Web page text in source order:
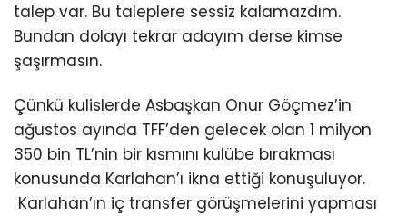
talep var. Bu taleplere sessiz kalamazdım.
Bundan dolayı tekrar adayım derse kimse
şaşırmasın.
Çünkü kulislerde Asbaşkan Onur Göçmez’in
ağustos ayında TFF’den gelecek olan 1 milyon
350 bin TL’nin bir kısmını kulübe bırakması
konusunda Karlahan’ı ikna ettiği konuşuluyor.
Karlahan’ın iç transfer görüşmelerini yapması